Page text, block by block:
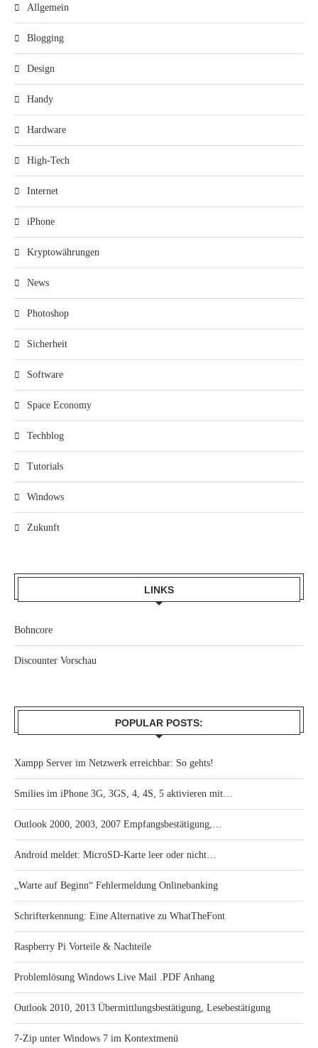
Allgemein
Blogging
Design
Handy
Hardware
High-Tech
Internet
iPhone
Kryptowährungen
News
Photoshop
Sicherheit
Software
Space Economy
Techblog
Tutorials
Windows
Zukunft
LINKS
Bohncore
Discounter Vorschau
POPULAR POSTS:
Xampp Server im Netzwerk erreichbar: So gehts!
Smilies im iPhone 3G, 3GS, 4, 4S, 5 aktivieren mit…
Outlook 2000, 2003, 2007 Empfangsbestätigung,…
Android meldet: MicroSD-Karte leer oder nicht…
„Warte auf Beginn“ Fehlermeldung Onlinebanking
Schrifterkennung: Eine Alternative zu WhatTheFont
Raspberry Pi Vorteile & Nachteile
Problemlösung Windows Live Mail .PDF Anhang
Outlook 2010, 2013 Übermittlungsbestätigung, Lesebestätigung
7-Zip unter Windows 7 im Kontextmenü